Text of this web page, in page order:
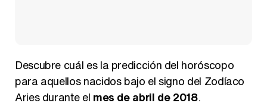
Descubre cuál es la predicción del horóscopo
para aquellos nacidos bajo el signo del Zodíaco
Aries durante el mes de abril de 2018.